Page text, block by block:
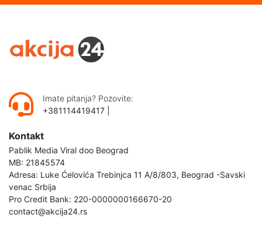
Imate pitanja? Pozovite:
+381114419417
Kontakt
Pablik Media Viral doo Beograd
MB: 21845574
Adresa: Luke Ćelovića Trebinjca 11 A/8/803, Beograd -Savski
venac Srbija
Pro Credit Bank: 220-0000000166670-20
contact@akcija24.rs